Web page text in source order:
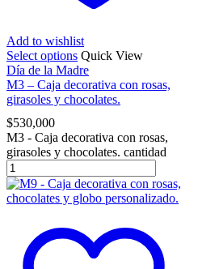
Add to wishlist
Select options Quick View
Día de la Madre
M3 – Caja decorativa con rosas,
girasoles y chocolates.
$530,000
M3 - Caja decorativa con rosas,
girasoles y chocolates. cantidad